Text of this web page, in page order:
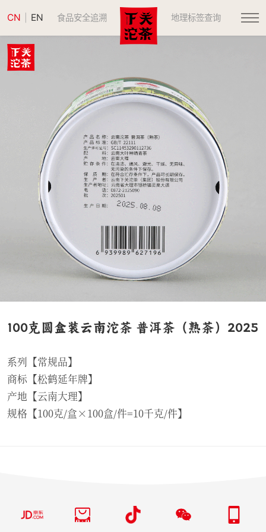
CN EN 食品安全追溯 地理标签查询
100克圆盒装云南沱茶 普洱茶（熟茶）2025
系列【常规品】
商标【松鹤延年牌】
产地【云南大理】
规格【100克/盒×100盒/件=10千克/件】